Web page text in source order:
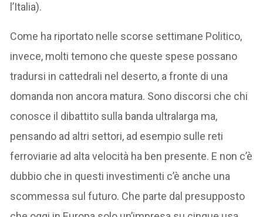
l’Italia).
Come ha riportato nelle scorse settimane Politico,
invece, molti temono che queste spese possano
tradursi in cattedrali nel deserto, a fronte di una
domanda non ancora matura. Sono discorsi che chi
conosce il dibattito sulla banda ultralarga ma,
pensando ad altri settori, ad esempio sulle reti
ferroviarie ad alta velocità ha ben presente. E non c’è
dubbio che in questi investimenti c’è anche una
scommessa sul futuro. Che parte dal presupposto